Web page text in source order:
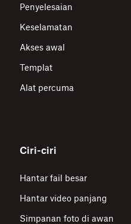
Penyelesaian
Keselamatan
Akses awal
Templat
Alat percuma
Ciri-ciri
Hantar fail besar
Hantar video panjang
Simpanan foto di awan